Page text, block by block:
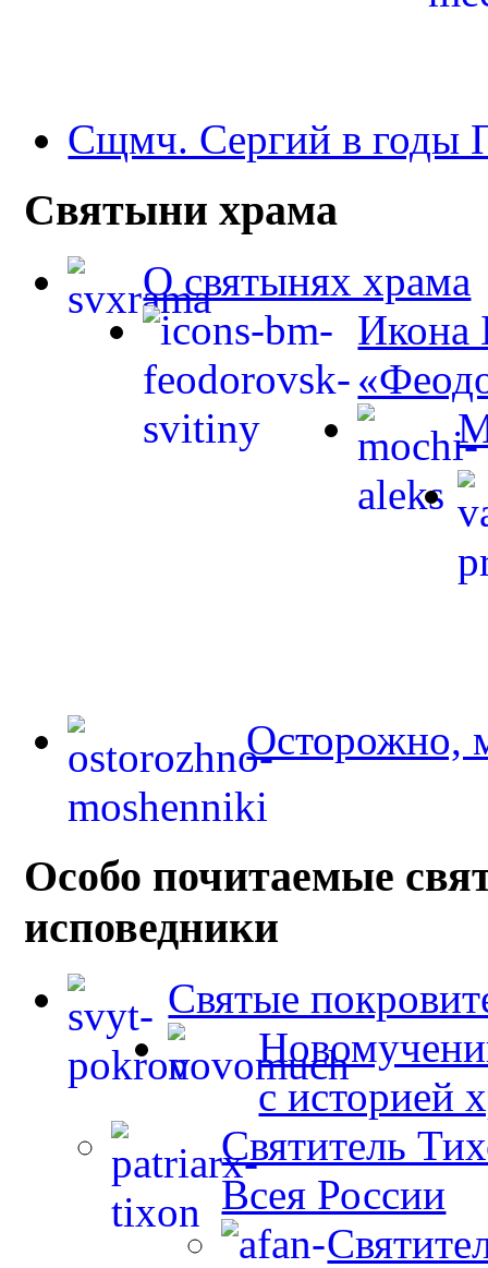
Сщмч. Сергий в годы
Святыни храма
О святынях храма
Икона
Осторожно,
Особо почитаемые
исповедники
Святые
с историей
Святитель
Всея России